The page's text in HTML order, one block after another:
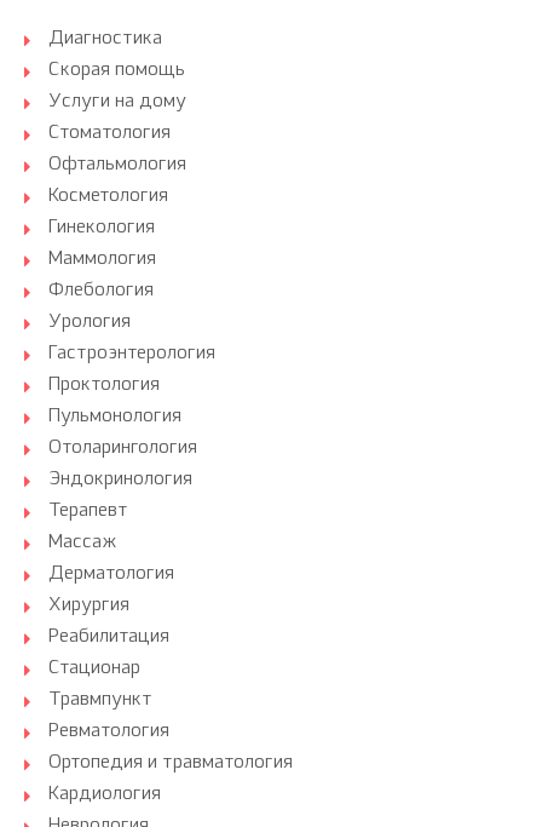
Диагностика
Скорая помощь
Услуги на дому
Стоматология
Офтальмология
Косметология
Гинекология
Маммология
Флебология
Урология
Гастроэнтерология
Проктология
Пульмонология
Отоларингология
Эндокринология
Терапевт
Массаж
Дерматология
Хирургия
Реабилитация
Стационар
Травмпункт
Ревматология
Ортопедия и травматология
Кардиология